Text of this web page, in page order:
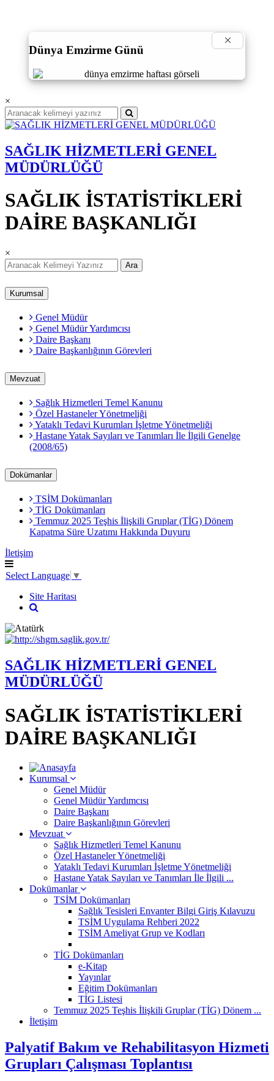
Dünya Emzirme Günü
×
×
SAĞLIK HİZMETLERİ GENEL
MÜDÜRLÜĞÜ
SAĞLIK İSTATİSTİKLERİ
DAİRE BAŞKANLIĞI
×
Ara
Kurumsal
Genel Müdür
Genel Müdür Yardımcısı
Daire Başkanı
Daire Başkanlığının Görevleri
Mevzuat
Sağlık Hizmetleri Temel Kanunu
Özel Hastaneler Yönetmeliği
Yataklı Tedavi Kurumları İşletme Yönetmeliği
Hastane Yatak Sayıları ve Tanımları İle İlgili Genelge
(2008/65)
Dokümanlar
TSİM Dokümanları
TİG Dokümanları
Temmuz 2025 Teşhis İlişkili Gruplar (TİG) Dönem
Kapatma Süre Uzatımı Hakkında Duyuru
İletişim
Select Language ▼
Site Haritası
SAĞLIK HİZMETLERİ GENEL
MÜDÜRLÜĞÜ
SAĞLIK İSTATİSTİKLERİ
DAİRE BAŞKANLIĞI
Kurumsal
Genel Müdür
Genel Müdür Yardımcısı
Daire Başkanı
Daire Başkanlığının Görevleri
Mevzuat
Sağlık Hizmetleri Temel Kanunu
Özel Hastaneler Yönetmeliği
Yataklı Tedavi Kurumları İşletme Yönetmeliği
Hastane Yatak Sayıları ve Tanımları İle İlgili ...
Dokümanlar
TSİM Dokümanları
Sağlık Tesisleri Envanter Bilgi Giriş Kılavuzu
TSİM Uygulama Rehberi 2022
TSİM Ameliyat Grup ve Kodları
TİG Dokümanları
e-Kitap
Yayınlar
Eğitim Dokümanları
TİG Listesi
Temmuz 2025 Teşhis İlişkili Gruplar (TİG) Dönem ...
İletişim
Palyatif Bakım ve Rehabilitasyon Hizmeti
Grupları Çalışması Toplantısı